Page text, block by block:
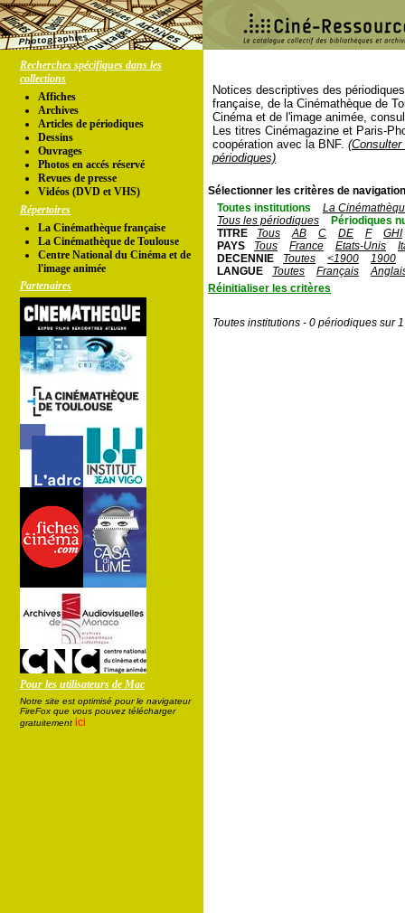
Recherches spécifiques dans les
collections
Affiches
Archives
Articles de périodiques
Dessins
Ouvrages
Photos en accés réservé
Revues de presse
Vidéos (DVD et VHS)
Répertoires
La Cinémathèque française
La Cinémathèque de Toulouse
Centre National du Cinéma et de
l'image animée
Partenaires
Pour les utilisateurs de Mac
Notre site est optimisé pour le navigateur
FireFox que vous pouvez télécharger
gratuitement ici
Notices descriptives des
française, de la Cinémathèque de
Cinéma et de l'image animée,
Les titres Cinémagazine et Paris-
coopération avec la BNF.
périodiques)
Sélectionner les critères de
Toutes institutions
La
Tous les périodiques
Périodiques
TITRE
Tous AB C DE F
GHI
PAYS
Tous France Etats-Unis
DECENNIE
Toutes <1900
1900
LANGUE
Toutes Français
Réinitialiser les critères
Toutes institutions - 0 périodiques sur